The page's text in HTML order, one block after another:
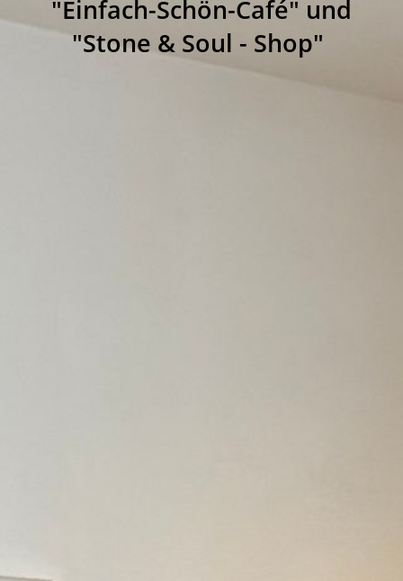
"Einfach-Schön-Café" und
"Stone & Soul - Shop"